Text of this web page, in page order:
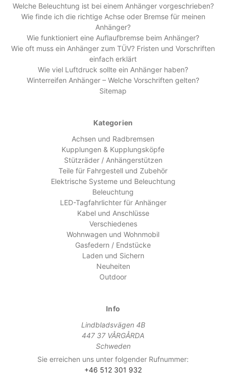
Welche Beleuchtung ist bei einem Anhänger vorgeschrieben?
Wie finde ich die richtige Achse oder Bremse für meinen
Anhänger?
Wie funktioniert eine Auflaufbremse beim Anhänger?
Wie oft muss ein Anhänger zum TÜV? Fristen und Vorschriften
einfach erklärt
Wie viel Luftdruck sollte ein Anhänger haben?
Winterreifen Anhänger – Welche Vorschriften gelten?
Sitemap
Kategorien
Achsen und Radbremsen
Kupplungen & Kupplungsköpfe
Stützräder / Anhängerstützen
Teile für Fahrgestell und Zubehör
Elektrische Systeme und Beleuchtung
Beleuchtung
LED-Tagfahrlichter für Anhänger
Kabel und Anschlüsse
Verschiedenes
Wohnwagen und Wohnmobil
Gasfedern / Endstücke
Laden und Sichern
Neuheiten
Outdoor
Info
Lindbladsvägen 4B
447 37 VÅRGÅRDA
Schweden
Sie erreichen uns unter folgender Rufnummer:
+46 512 301 932